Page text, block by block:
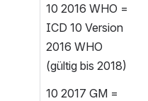
10 2016 WHO =
ICD 10 Version
2016 WHO
(gültig bis 2018)
10 2017 GM =